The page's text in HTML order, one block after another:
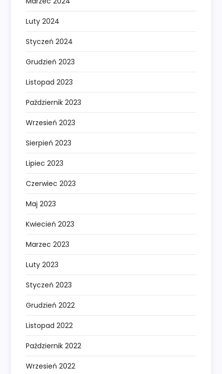
Luty 2024
Styczeń 2024
Grudzień 2023
Listopad 2023
Październik 2023
Wrzesień 2023
Sierpień 2023
Lipiec 2023
Czerwiec 2023
Maj 2023
Kwiecień 2023
Marzec 2023
Luty 2023
Styczeń 2023
Grudzień 2022
Listopad 2022
Październik 2022
Wrzesień 2022